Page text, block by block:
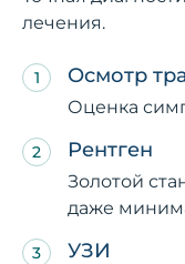
лечения.
Осмотр
Оценка
Рентген
Золотой
даже
УЗИ